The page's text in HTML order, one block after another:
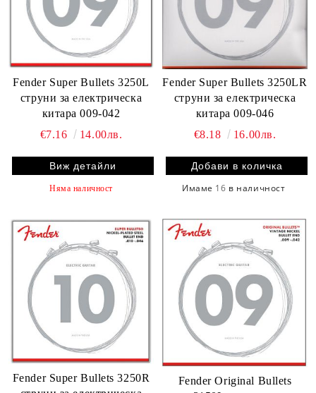
Fender Super Bullets 3250L
струни за електрическа
китара 009-042
€7.16
14.00лв.
Виж детайли
Няма наличност
Fender Super Bullets 3250LR
струни за електрическа
китара 009-046
€8.18
16.00лв.
Имаме 16 в наличност
Fender Super Bullets 3250R
Fender Original Bullets